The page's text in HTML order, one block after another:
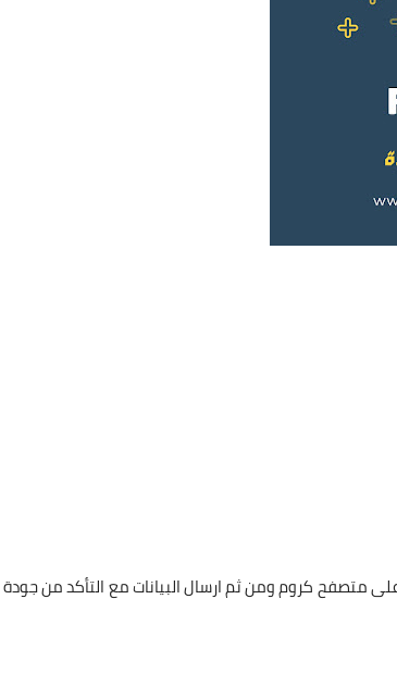
متصفح كروم ومن ثم ارسال البيانات مع التأكد من جودة